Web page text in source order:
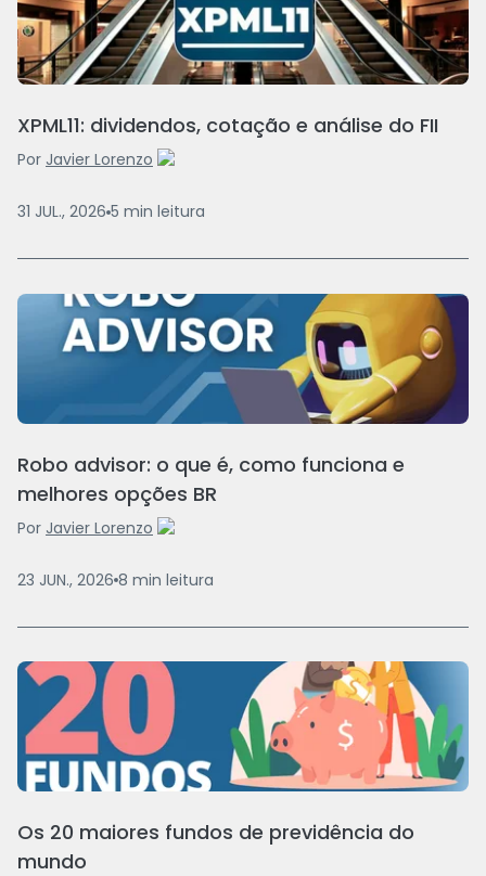
XPML11: dividendos, cotação e análise do FII
Por Javier Lorenzo
31 JUL., 2026 5 min leitura
Robo advisor: o que é, como funciona e
melhores opções BR
Por Javier Lorenzo
23 JUN., 2026 8 min leitura
Os 20 maiores fundos de previdência do
mundo